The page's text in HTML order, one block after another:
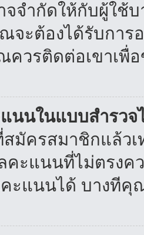
จำกัดให้กับผู้ใช้บ
จะต้องได้รับการ
ควรติดต่อเขาเพื่
นนในแบบสำรวจ
มัครสมาชิกแล้ว
คะแนนที่ไม่ตรง
ะแนนได้ บางที